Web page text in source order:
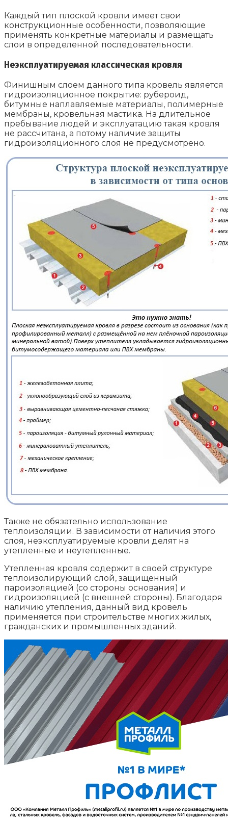
Каждый тип плоской кровли имеет свои
конструкционные особенности, позволяющие
применять конкретные материалы и размещать
слои в определенной последовательности.
Неэксплуатируемая классическая кровля
Финишным слоем данного типа кровель является
гидроизоляционное покрытие: рубероид,
битумные наплавляемые материалы, полимерные
мембраны, кровельная мастика. На длительное
пребывание людей и эксплуатацию такая кровля
не рассчитана, а потому наличие защиты
гидроизоляционного слоя не предусмотрено.
Также не обязательно использование
теплоизоляции. В зависимости от наличия этого
слоя, неэксплуатируемые кровли делят на
утепленные и неутепленные.
Утепленная кровля содержит в своей структуре
теплоизолирующий слой, защищенный
пароизоляцией (со стороны основания) и
гидроизоляцией (с внешней стороны). Благодаря
наличию утепления, данный вид кровель
применяется при строительстве многих жилых,
гражданских и промышленных зданий.